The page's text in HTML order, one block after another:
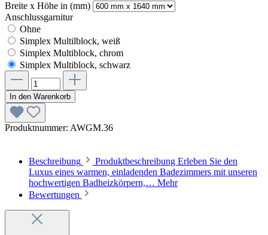
Breite x Höhe in (mm)
Anschlussgarnitur
Ohne
Simplex Multilblock, weiß
Simplex Multiblock, chrom
Simplex Multiblock, schwarz
In den Warenkorb
Produktnummer: AWGM.36
Beschreibung
Produktbeschreibung Erleben Sie den
Luxus eines warmen, einladenden Badezimmers mit unseren
hochwertigen Badheizkörpern,… Mehr
Bewertungen